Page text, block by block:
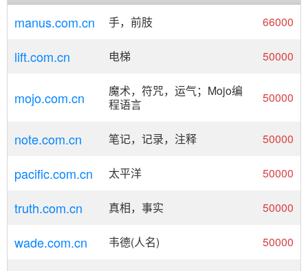
manus.com.cn 手，前肢 66000
lift.com.cn 电梯 50000
mojo.com.cn
魔术，符咒，运气；Mojo编
程语言
50000
note.com.cn 笔记，记录，注释 50000
pacific.com.cn 太平洋 50000
truth.com.cn 真相，事实 50000
wade.com.cn 韦德(人名) 50000